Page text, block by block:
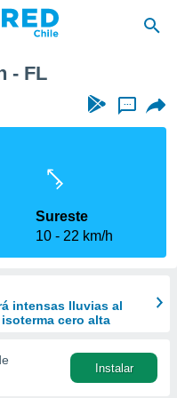
- FL
...
Sureste
10
22 km/h
intensas lluvias al
cero alta
Instalar